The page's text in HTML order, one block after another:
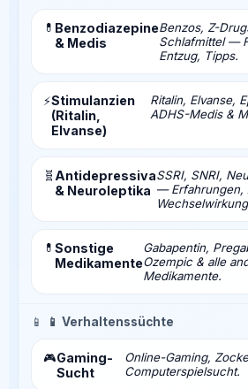
💊 Benzodiazepine
& Medis
Benzos, Z-
Schlafmittel —
Entzug, Tipps.
⚡Stimulanzien
(Ritalin,
Elvanse)
Ritalin, Elvanse,
ADHS-Medis &
🧬 Antidepressiva
& Neuroleptika
SSRI, SNRI,
— Erfahrungen,
💊 Sonstige
Medikamente
Gabapentin,
Ozempic & alle
Medikamente.
📱 📱 Verhaltenssüchte
🎮Gaming-
Sucht
Online-Gaming,
Computerspielsucht.